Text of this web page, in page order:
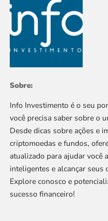
Sobre:
Info Investimento é o seu
você precisa saber sobre o
Desde dicas sobre ações e
criptomoedas e fundos,
atualizado para ajudar você
inteligentes e alcançar
Explore conosco e
sucesso financeiro!